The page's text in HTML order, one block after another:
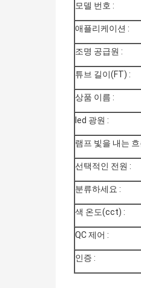
모델 번호 :
애플리케이션 :
조명 공급원 :
튜브 길이(FT) :
상품 이름 :
led 광원 :
램프 빛을 내는
선택적인 전원 :
분류하세요 :
색 온도(cct) :
QC 제어 :
인증 :